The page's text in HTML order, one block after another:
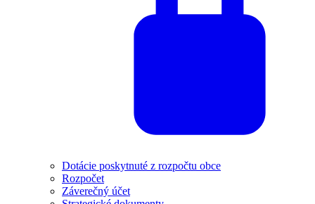
Dotácie poskytnuté z rozpočtu obce
Rozpočet
Záverečný účet